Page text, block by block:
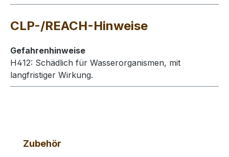
CLP-/REACH-Hinweise
Gefahrenhinweise
H412: Schädlich für Wasserorganismen, mit
langfristiger Wirkung.
Produktgalerie überspringen
Zubehör